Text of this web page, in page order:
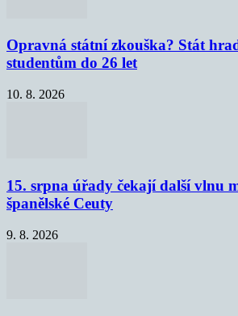
Opravná státní zkouška? Stát
studentům do 26 let
10. 8. 2026
15. srpna úřady čekají další vlnu
španělské Ceuty
9. 8. 2026